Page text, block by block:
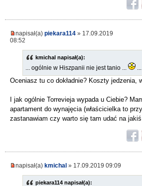
napisał(a) piekara114 » 17.09.2019
08:52
kmichal napisał(a):
... ogólnie w Hiszpanii nie jest tanio ...
Oceniasz tu co dokładnie? Koszty jedzenia,
I jak ogólnie Torrevieja wypada u Ciebie?
apartament do wynajęcia (właścicielka to
zastanawiam czy warto się tam udać na jakiś
napisał(a) kmichal » 17.09.2019 09:09
piekara114 napisał(a):